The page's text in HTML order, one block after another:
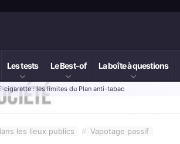
Les tests Le Best-of La boîte à questions
cigarette : les limites du Plan anti-tabac
les lieux publics # Vapotage passif